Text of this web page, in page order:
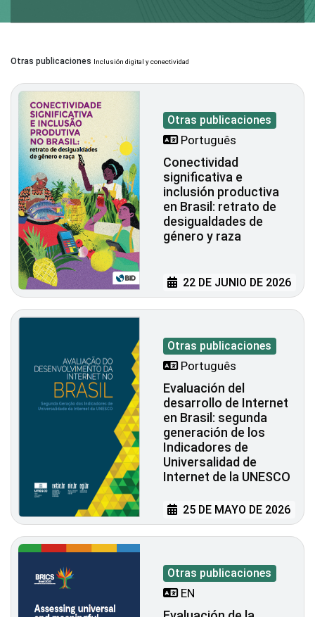
Otras publicaciones Inclusión digital y conectividad
Otras publicaciones
Português
Conectividad
significativa e
inclusión productiva
en Brasil: retrato de
desigualdades de
género y raza
22 DE JUNIO DE 2026
Otras publicaciones
Português
Evaluación del
desarrollo de Internet
en Brasil: segunda
generación de los
Indicadores de
Universalidad de
Internet de la UNESCO
25 DE MAYO DE 2026
Otras publicaciones
EN